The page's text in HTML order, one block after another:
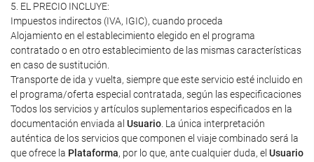
5. EL PRECIO INCLUYE:
Impuestos indirectos (IVA, IGIC), cuando proceda
Alojamiento en el establecimiento elegido en el programa
contratado o en otro establecimiento de las mismas características
en caso de sustitución.
Transporte de ida y vuelta, siempre que este servicio esté incluido en
el programa/oferta especial contratada, según las especificaciones
Todos los servicios y artículos suplementarios especificados en la
documentación enviada al Usuario . La única interpretación
auténtica de los servicios que componen el viaje combinado será la
que ofrece la Plataforma, por lo que, ante cualquier duda, el Usuario